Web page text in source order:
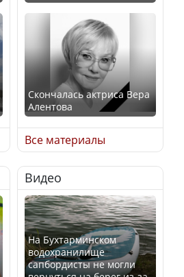
Скончалась актриса Вера
Алентова
В РФ вынесен заочный
приговор по уголовному
делу об убийстве Игоря
Талькова
Все материалы
Видео
На Бухтарминском
водохранилище
сапбордисты не могли